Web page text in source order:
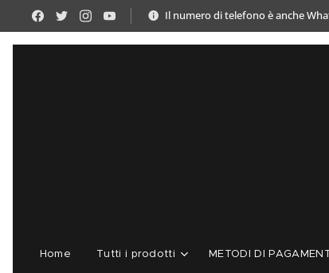
Il numero di telefono è anche
Home Tutti i prodotti METODI DI